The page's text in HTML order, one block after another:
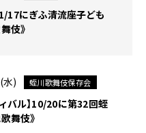
17にぎふ清流座子ども
伎》
水) 蛭川歌舞伎保存会
バル】10/20に第32回蛭
舞伎》